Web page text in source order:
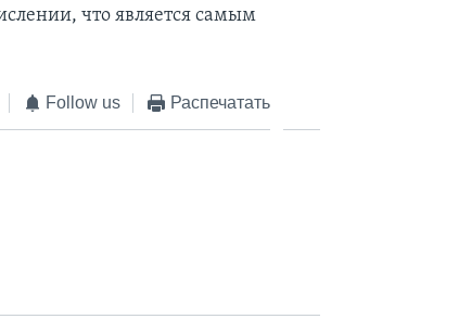
что является самым
Follow us Распечатать